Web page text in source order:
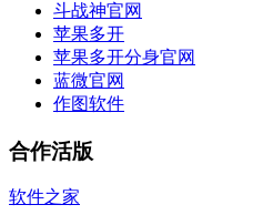
斗战神官网
苹果多开
苹果多开分身官网
蓝微官网
作图软件
合作活版
软件之家